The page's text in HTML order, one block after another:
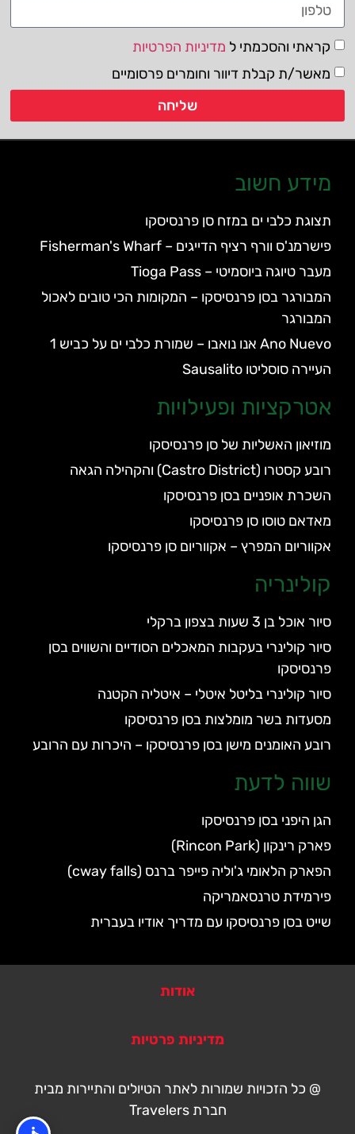
קראתי והסכמתי ל מדיניות הפרטיות
מאשר/ת קבלת דיוור וחומרים פרסומיים
שליחה
מידע חשוב
תצוגת כלבי ים במזח סן פרנסיסקו
פישרמנ'ס וורף רציף הדייגים – Fisherman's Wharf
מעבר טיוגה ביוסמיטי – Tioga Pass
המבורגר בסן פרנסיסקו – המקומות הכי טובים לאכול
המבורגר
Ano Nuevo אנו נואבו – שמורת כלבי ים על כביש 1
העיירה סוסליטו Sausalito
אטרקציות ופעילויות
מוזיאון האשליות של סן פרנסיסקו
רובע קסטרו (Castro District) והקהילה הגאה
השכרת אופניים בסן פרנסיסקו
מאדאם טוסו סן פרנסיסקו
אקווריום המפרץ – אקווריום סן פרנסיסקו
קולינריה
סיור אוכל בן 3 שעות בצפון ברקלי
סיור קולינרי בעקבות המאכלים הסודיים והשווים בסן
פרנסיסקו
סיור קולינרי בליטל איטלי – איטליה הקטנה
מסעדות בשר מומלצות בסן פרנסיסקו
רובע האומנים מישן בסן פרנסיסקו – היכרות עם הרובע
שווה לדעת
הגן היפני בסן פרנסיסקו
פארק רינקון (Rincon Park)
הפארק הלאומי ג'וליה פייפר ברנס (cway falls)
פירמידת טרנסאמריקה
שייט בסן פרנסיסקו עם מדריך אודיו בעברית
אודות
מדיניות פרטיות
@ כל הזכויות שמורות לאתר הטיולים והתיירות מבית
חברת Travelers